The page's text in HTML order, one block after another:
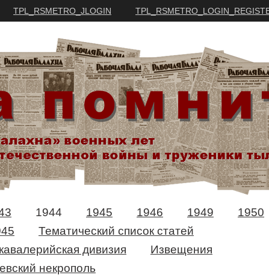
TPL_RSMETRO_JLOGIN
1944 1945 1946 1949
1950
Тематический список статей
дивизия
Извещения
некрополь